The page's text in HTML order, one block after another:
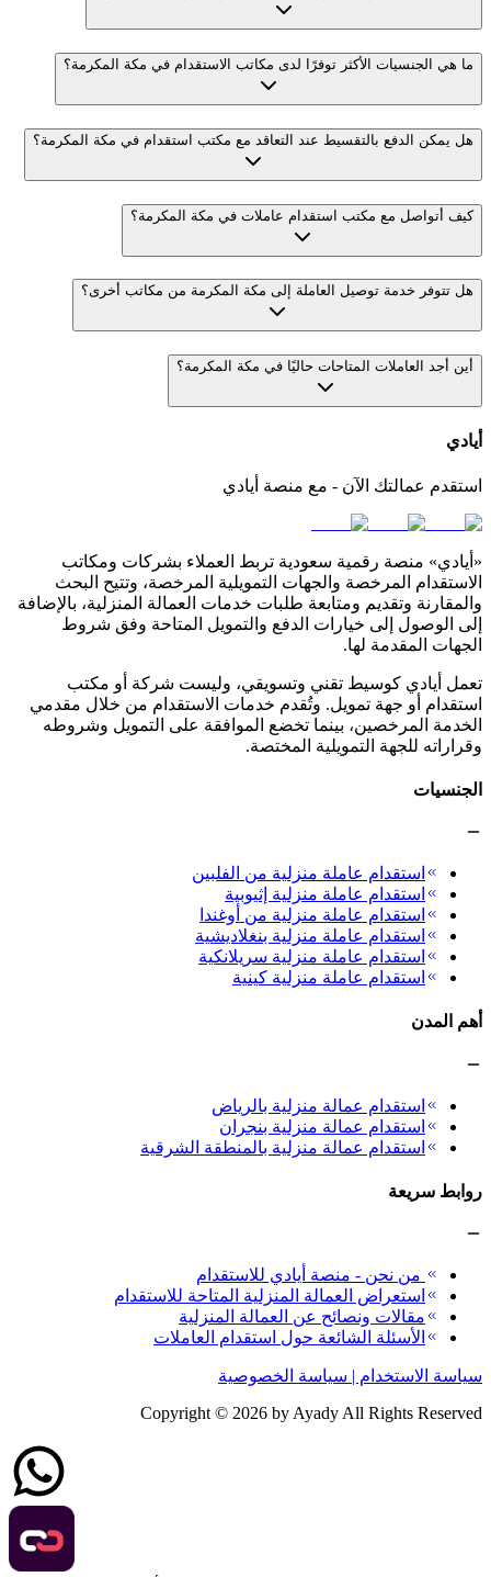
ما هي الجنسيات الأكثر توفرًا لدى مكاتب الاستقدام في مكة المكرمة؟
هل يمكن الدفع بالتقسيط عند التعاقد مع مكتب استقدام في مكة المكرمة؟
كيف أتواصل مع مكتب استقدام عاملات في مكة المكرمة؟
هل تتوفر خدمة توصيل العاملة إلى مكة المكرمة من مكاتب أخرى؟
أين أجد العاملات المتاحات حاليًا في مكة المكرمة؟
أيادي
استقدم عمالتك الآن - مع منصة أيادي
«أيادي» منصة رقمية سعودية تربط العملاء بشركات ومكاتب
الاستقدام المرخصة والجهات التمويلية المرخصة، وتتيح البحث
والمقارنة وتقديم ومتابعة طلبات خدمات العمالة المنزلية، بالإضافة
إلى الوصول إلى خيارات الدفع والتمويل المتاحة وفق شروط
الجهات المقدمة لها.
تعمل أيادي كوسيط تقني وتسويقي، وليست شركة أو مكتب
استقدام أو جهة تمويل. وتُقدم خدمات الاستقدام من خلال مقدمي
الخدمة المرخصين، بينما تخضع الموافقة على التمويل وشروطه
وقراراته للجهة التمويلية المختصة.
الجنسيات
استقدام عاملة منزلية من الفلبين
استقدام عاملة منزلية إثيوبية
استقدام عاملة منزلية من أوغندا
استقدام عاملة منزلية بنغلاديشية
استقدام عاملة منزلية سريلانكية
استقدام عاملة منزلية كينية
أهم المدن
استقدام عمالة منزلية بالرياض
استقدام عمالة منزلية بنجران
استقدام عمالة منزلية بالمنطقة الشرقية
روابط سريعة
من نحن - منصة أيادي للاستقدام
استعراض العمالة المنزلية المتاحة للاستقدام
مقالات ونصائح عن العمالة المنزلية
الأسئلة الشائعة حول استقدام العاملات
سياسة الاستخدام | سياسة الخصوصية
Copyright © 2026 by Ayady All Rights Reserved